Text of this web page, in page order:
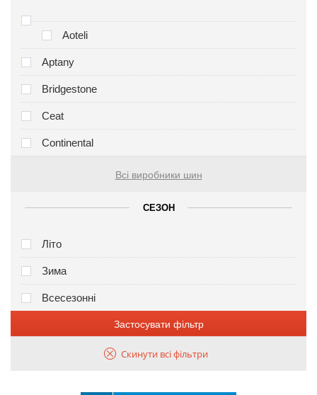
Aoteli
Aptany
Bridgestone
Ceat
Continental
Всі виробники шин
СЕЗОН
Літо
Зима
Всесезонні
Застосувати фільтр
Скинути всі фільтри